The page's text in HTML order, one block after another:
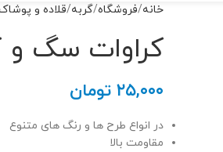
خانه فروشگاه گربه قلاده و
کراوات سگ و
۲۵,۰۰۰ تومان
در انواع طرح ها و رنگ های متنوع
مقاومت بالا